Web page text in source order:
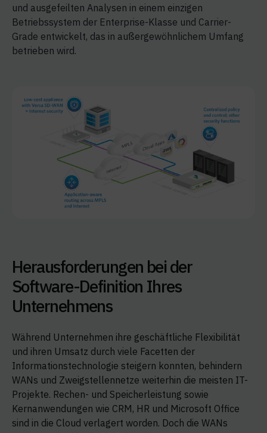
und ausgefeilten Analysen in einem einzigen
Betriebssystem der Enterprise-Klasse und Carrier-
Grade entwickelt, das in außergewöhnlichem Umfang
betrieben wird.
Herausforderungen bei der
Software-Definition Ihres
Unternehmens
Während Unternehmen ihre geschäftliche Flexibilität
und ihren Umsatz durch viele Facetten der
Informationstechnologie steigern konnten, behindern
WANs und Zweigstellennetze weiterhin die meisten IT-
Projekte. Rechen- und Speicherleistung sowie
Kernanwendungen wie CRM, HR und Microsoft Office
sind in die Cloud verlagert worden. Doch die WANs